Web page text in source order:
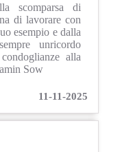
scomparsa di
di lavorare con
esempio e dalla
unricordo
alla
Sow
11-11-2025